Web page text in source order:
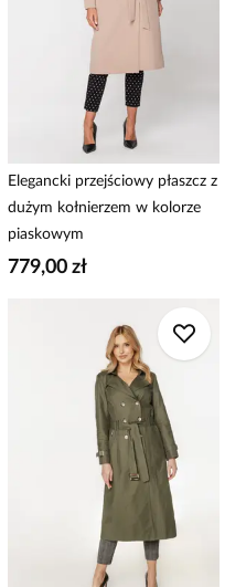
Elegancki przejściowy płaszcz z
dużym kołnierzem w kolorze
piaskowym
779,00 zł